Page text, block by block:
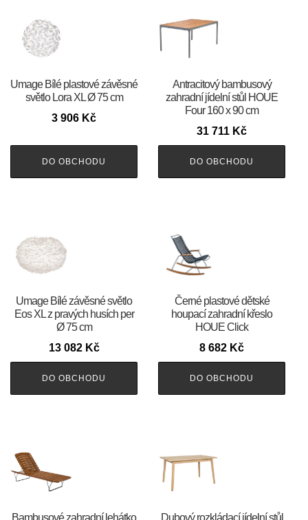
Umage Bílé plastové závěsné
světlo Lora XL Ø 75 cm
3 906 Kč
DO OBCHODU
Antracitový bambusový
zahradní jídelní stůl HOUE
Four 160 x 90 cm
31 711 Kč
DO OBCHODU
Umage Bílé závěsné světlo
Eos XL z pravých husích per
Ø 75 cm
13 082 Kč
DO OBCHODU
Černé plastové dětské
houpací zahradní křeslo
HOUE Click
8 682 Kč
DO OBCHODU